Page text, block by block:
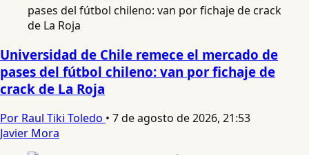
Universidad de Chile remece el mercado de
pases del fútbol chileno: van por fichaje de
crack de La Roja
Por Raul Tiki Toledo • 7 de agosto de 2026, 21:53
Javier Mora